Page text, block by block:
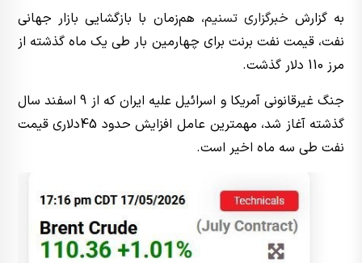
به گزارش خبرگزاری تسنیم، هم‌زمان با بازگشایی بازار جهانی
نفت، قیمت نفت برنت برای چهارمین بار طی یک ماه گذشته از
مرز 110 دلار گذشت.
جنگ غیرقانونی آمریکا و اسرائیل علیه ایران که از 9 اسفند سال
گذشته آغاز شد، مهمترین عامل افزایش حدود 45دلاری قیمت
نفت طی سه ماه اخیر است.